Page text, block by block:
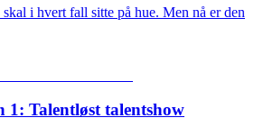
i hvert fall sitte på hue. Men nå er den
1: Talentløst talentshow